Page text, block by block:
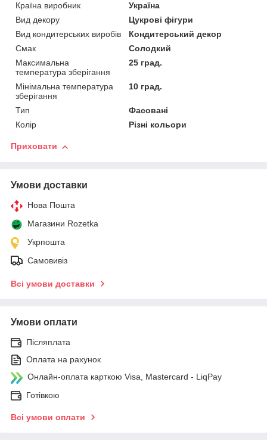
Країна виробник
Україна
Вид декору
Цукрові фігури
Вид кондитерських виробів
Кондитерський декор
Смак
Солодкий
Максимальна
температура зберігання
25 град.
Мінімальна температура
зберігання
10 град.
Тип
Фасовані
Колір
Різні кольори
Приховати
Умови доставки
Нова Пошта
Магазини Rozetka
Укрпошта
Самовивіз
Всі умови доставки
Умови оплати
Післяплата
Оплата на рахунок
Онлайн-оплата карткою Visa, Mastercard - LiqPay
Готівкою
Всі умови оплати